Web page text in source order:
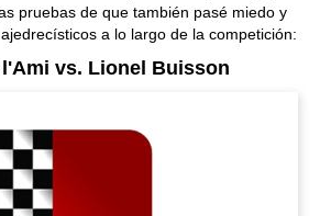
pruebas de que también pasé miedo y
a lo largo de la competición:
vs. Lionel Buisson